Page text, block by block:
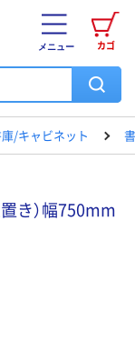
カゴ
メニュー
/キャビネット
き）幅750mm